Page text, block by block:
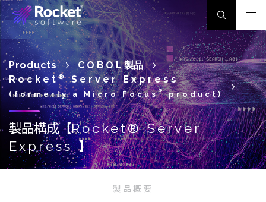
Products COBOL製品
Rocket®Server Express
(formerly a Micro Focus®product)
製品構成【Rocket® Server
Express】
製品概要